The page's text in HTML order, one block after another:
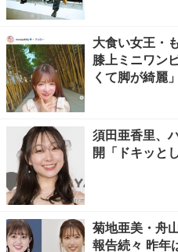
大食い女王・
膝上ミニワン
くて脚が綺麗
須田亜香里、
開「ドキッと
菊地亜美・舟
報告続々 昨年